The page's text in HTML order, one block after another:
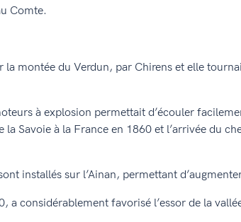
Comte.
montée du Verdun, par Chirens et elle
à explosion permettait d’écouler
Savoie à la France en 1860 et l’arrivée du
installés sur l’Ainan, permettant
considérablement favorisé l’essor de la